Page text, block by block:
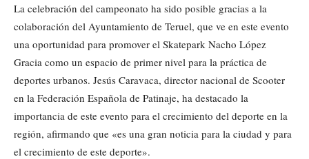
La celebración del campeonato ha sido posible gracias a la
colaboración del Ayuntamiento de Teruel, que ve en este evento
una oportunidad para promover el Skatepark Nacho López
Gracia como un espacio de primer nivel para la práctica de
deportes urbanos. Jesús Caravaca, director nacional de Scooter
en la Federación Española de Patinaje, ha destacado la
importancia de este evento para el crecimiento del deporte en la
región, afirmando que «es una gran noticia para la ciudad y para
el crecimiento de este deporte».